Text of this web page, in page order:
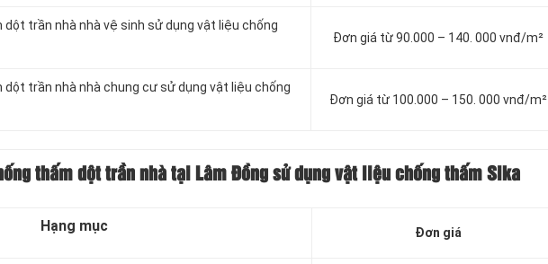
dột trần nhà nhà vệ sinh sử dụng vật liệu chống
Đơn giá từ 90.000 – 140. 000 vnđ/m²
dột trần nhà nhà chung cư sử dụng vật liệu chống
Đơn giá từ 100.000 – 150. 000 vnđ/m²
thấm dột trần nhà tại Lâm Đồng sử dụng vật liệu chống thấm Sika
Hạng mục Đơn giá